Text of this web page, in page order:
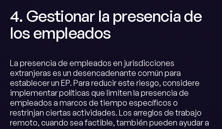
4. Gestionar la presencia de
los empleados
La presencia de empleados en jurisdicciones
extranjeras es un desencadenante común para
establecer un EP. Para reducir este riesgo, considere
implementar políticas que limiten la presencia de
empleados a marcos de tiempo específicos o
restrinjan ciertas actividades. Los arreglos de trabajo
remoto, cuando sea factible, también pueden ayudar a